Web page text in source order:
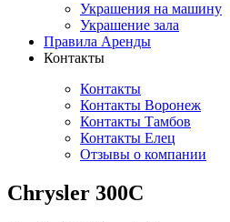
Украшения на машину
Украшение зала
Правила Аренды
Контакты
Контакты
Контакты Воронеж
Контакты Тамбов
Контакты Елец
Отзывы о компании
Chrysler 300C